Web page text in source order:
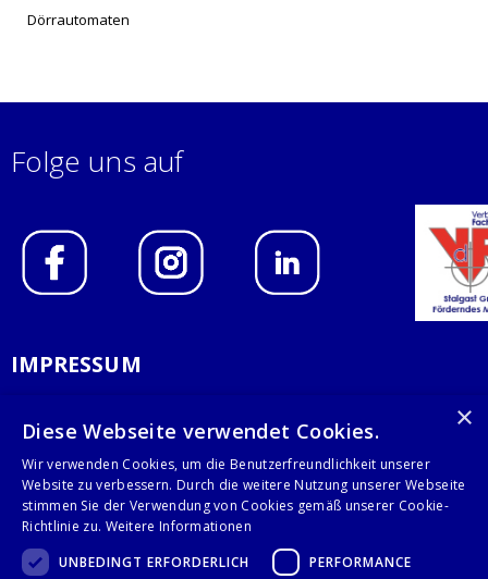
Dörrautomaten
Folge uns auf
IMPRESSUM
AGB
KONTAKT
Stalgast GmbH
×
Diese Webseite verwendet Cookies.
Wir verwenden Cookies, um die Benutzerfreundlichkeit unserer
Website zu verbessern. Durch die weitere Nutzung unserer Webseite
stimmen Sie der Verwendung von Cookies gemäß unserer Cookie-
Richtlinie zu. Weitere Informationen
UNBEDINGT ERFORDERLICH
PERFORMANCE